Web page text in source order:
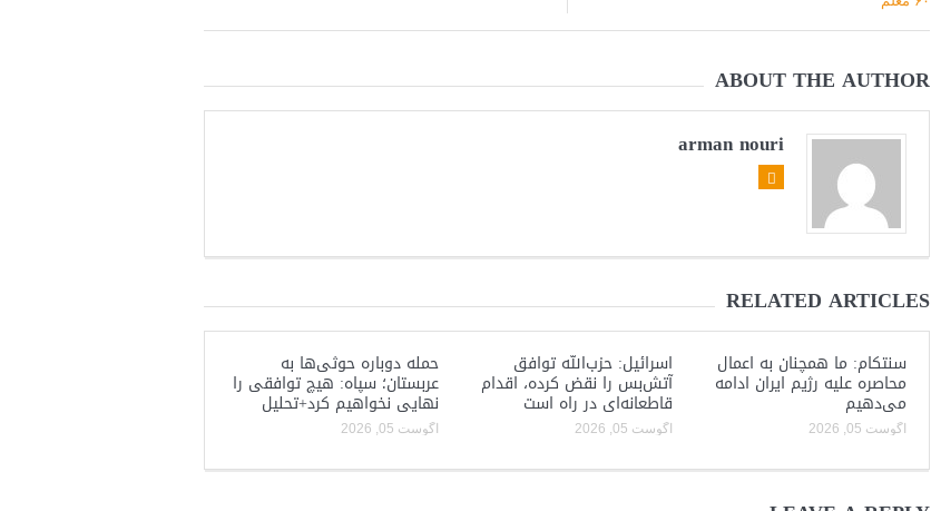
ABOUT THE AUTHOR
arman nouri
RELATED ARTICLES
سنتکام: ما همچنان به اعمال
محاصره علیه رژیم ایران ادامه
می‌دهیم
آگوست 05, 2026
اسرائیل: حزب‌الله توافق
آتش‌بس را نقض کرده، اقدام
قاطعانه‌ای در راه است
آگوست 05, 2026
حمله دوباره حوثی‌ها به
عربستان؛ سپاه: هیچ توافقی را
نهایی نخواهیم کرد+تحلیل
آگوست 05, 2026